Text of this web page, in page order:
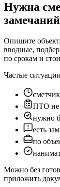
Нужна
Опишите
вводные,
по срокам и
Частые
ПТО не
нужно
есть
по
Можно без
приложить